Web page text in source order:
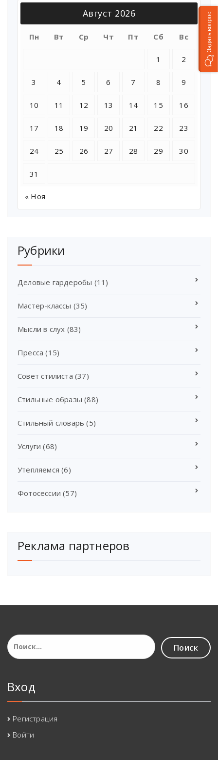
Август 2026
Пн Вт Ср Чт Пт Сб Вс
1 2
3 4 5 6 7 8 9
10 11 12 13 14 15 16
17 18 19 20 21 22 23
24 25 26 27 28 29 30
31
« Ноя
Рубрики
Деловые гардеробы (11)
Мастер-классы (35)
Мысли в слух (83)
Пресса (15)
Совет стилиста (37)
Стильные образы (88)
Стильный словарь (5)
Услуги (68)
Утепляемся (6)
Фотосессии (57)
Реклама партнеров
Найти:
Вход
Регистрация
Войти
Задать вопрос